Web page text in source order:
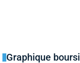
Graphique